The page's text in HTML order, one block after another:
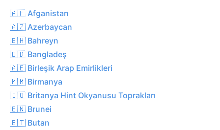
🇦🇫 Afganistan
🇦🇿 Azerbaycan
🇧🇭 Bahreyn
🇧🇩 Bangladeş
🇦🇪 Birleşik Arap Emirlikleri
🇲🇲 Birmanya
🇮🇴 Britanya Hint Okyanusu Toprakları
🇧🇳 Brunei
🇧🇹 Butan